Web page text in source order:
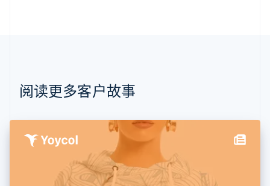
阅读更多客户故事
Nederlands Français Deutsch
波兰
丹麦
English
德国
English
Français English